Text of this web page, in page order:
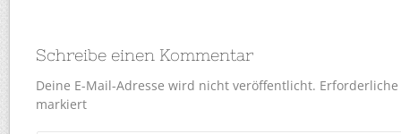
Schreibe einen Kommentar
Deine E-Mail-Adresse wird nicht veröffentlicht.
markiert